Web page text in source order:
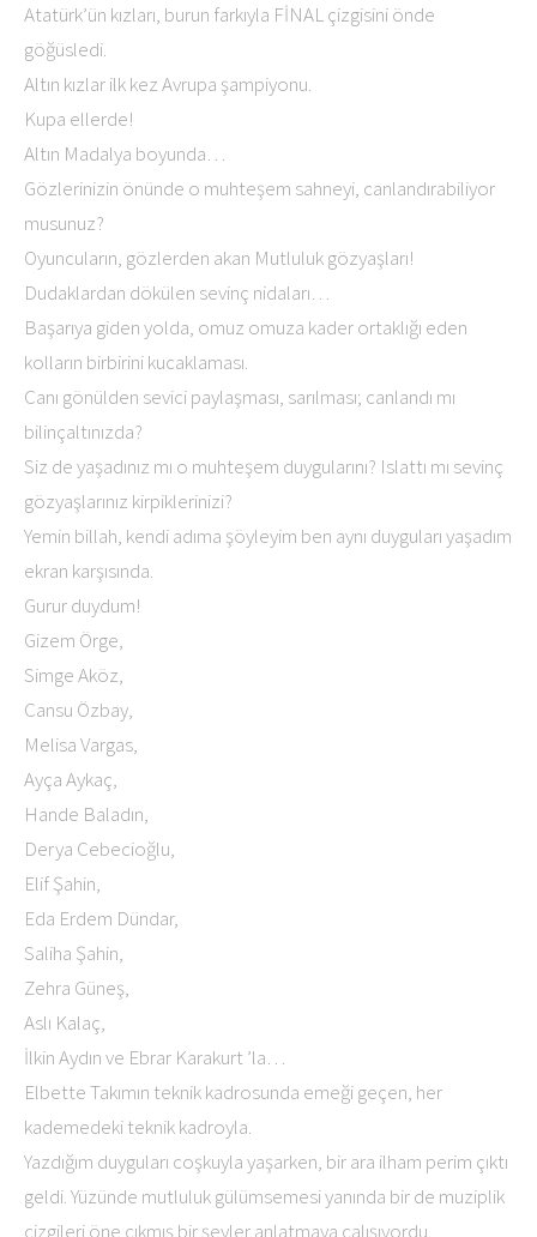
Atatürk’ün kızları, burun farkıyla FİNAL çizgisini önde
göğüsledi.
Altın kızlar ilk kez Avrupa şampiyonu.
Kupa ellerde!
Altın Madalya boyunda…
Gözlerinizin önünde o muhteşem sahneyi, canlandırabiliyor
musunuz?
Oyuncuların, gözlerden akan Mutluluk gözyaşları!
Dudaklardan dökülen sevinç nidaları…
Başarıya giden yolda, omuz omuza kader ortaklığı eden
kolların birbirini kucaklaması.
Canı gönülden sevici paylaşması, sarılması; canlandı mı
bilinçaltınızda?
Siz de yaşadınız mı o muhteşem duygularını? Islattı mı sevinç
gözyaşlarınız kirpiklerinizi?
Yemin billah, kendi adıma şöyleyim ben aynı duyguları yaşadım
ekran karşısında.
Gurur duydum!
Gizem Örge,
Simge Aköz,
Cansu Özbay,
Melisa Vargas,
Ayça Aykaç,
Hande Baladın,
Derya Cebecioğlu,
Elif Şahin,
Eda Erdem Dündar,
Saliha Şahin,
Zehra Güneş,
Aslı Kalaç,
İlkin Aydın ve Ebrar Karakurt ’la…
Elbette Takımın teknik kadrosunda emeği geçen, her
kademedeki teknik kadroyla.
Yazdığım duyguları coşkuyla yaşarken, bir ara ilham perim çıktı
geldi. Yüzünde mutluluk gülümsemesi yanında bir de muziplik
çizgileri öne çıkmış bir şeyler anlatmaya çalışıyordu.